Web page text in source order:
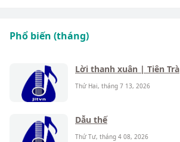
Phổ biến (tháng)
Lời thanh xuân | Tiên Trà
Thứ Hai, tháng 7 13, 2026
Dẫu thế
Thứ Tư, tháng 4 08, 2026